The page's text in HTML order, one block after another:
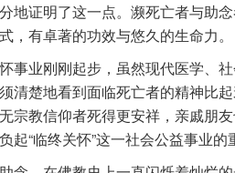
地证明了这一点。濒死亡者与助
，有卓著的功效与悠久的生命力。
事业刚刚起步，虽然现代医学、
清楚地看到面临死亡者的精神比
宗教信仰者死得更安祥，亲戚朋
起“临终关怀”这一社会公益事业的